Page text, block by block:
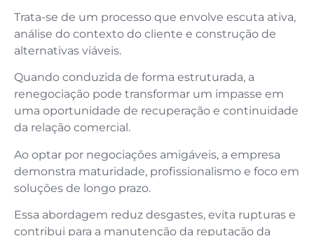
Trata-se de um processo que envolve escuta ativa,
análise do contexto do cliente e construção de
alternativas viáveis.
Quando conduzida de forma estruturada, a
renegociação pode transformar um impasse em
uma oportunidade de recuperação e continuidade
da relação comercial.
Ao optar por negociações amigáveis, a empresa
demonstra maturidade, profissionalismo e foco em
soluções de longo prazo.
Essa abordagem reduz desgastes, evita rupturas e
contribui para a manutenção da reputação da